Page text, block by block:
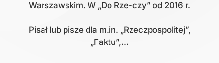
Warszawskim. W „Do Rze-czy” od 2016 r.
Pisał lub pisze dla m.in. „Rzeczpospolitej”,
„Faktu”,...